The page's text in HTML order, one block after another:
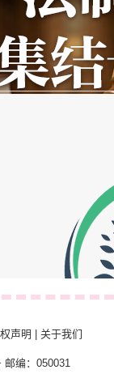
声明 关于我们
邮编：050031